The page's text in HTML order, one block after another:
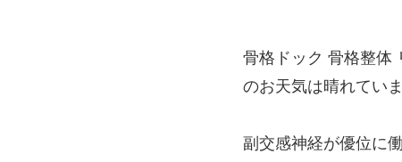
骨格ドック 骨格整体
のお天気は晴れていま
副交感神経が優位に